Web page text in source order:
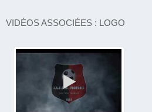
VIDÉOS ASSOCIÉES : LOGO